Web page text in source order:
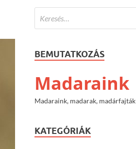
BEMUTATKOZÁS
Madaraink
Madaraink, madarak, madárfajták
KATEGÓRIÁK